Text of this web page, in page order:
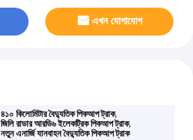
এখন যোগাযোগ
৪১০ কিলোমিটার বৈদ্যুতিক পিকআপ ট্রাক,
জিলি রাডার আরডি৬ ইলেকট্রিক পিকআপ ট্রাক,
নতুন এনার্জি যানবাহন বৈদ্যুতিক পিকআপ ট্রাক